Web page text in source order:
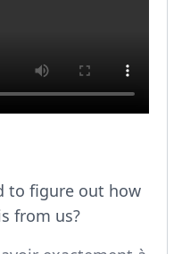
to figure out how
from us?